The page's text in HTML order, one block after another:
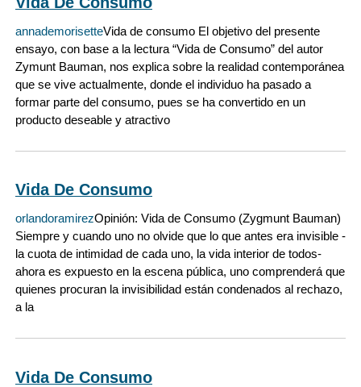
annademorisetteVida de consumo El objetivo del presente
ensayo, con base a la lectura “Vida de Consumo” del autor
Zymunt Bauman, nos explica sobre la realidad contemporánea
que se vive actualmente, donde el individuo ha pasado a
formar parte del consumo, pues se ha convertido en un
producto deseable y atractivo
Vida De Consumo
orlandoramirezOpinión: Vida de Consumo (Zygmunt Bauman)
Siempre y cuando uno no olvide que lo que antes era invisible -
la cuota de intimidad de cada uno, la vida interior de todos-
ahora es expuesto en la escena pública, uno comprenderá que
quienes procuran la invisibilidad están condenados al rechazo,
a la
Vida De Consumo